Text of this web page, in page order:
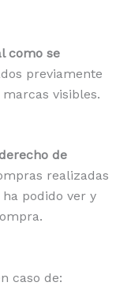
como se
previamente
visibles.
de
realizadas
podido ver y
caso de: